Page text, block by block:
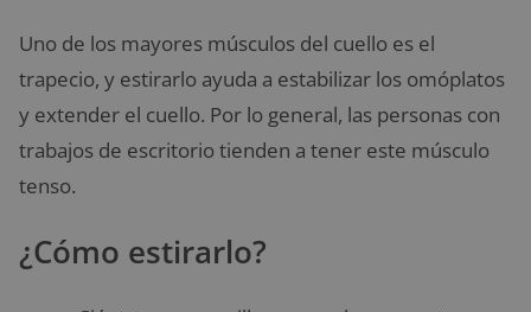
Uno de los mayores músculos del cuello es el
trapecio, y estirarlo ayuda a estabilizar los omóplatos
y extender el cuello. Por lo general, las personas con
trabajos de escritorio tienden a tener este músculo
tenso.
¿Cómo estirarlo?